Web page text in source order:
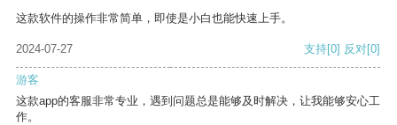
这款软件的操作非常简单，即使是小白也能快速上手。
2024-07-27 支持[0] 反对[0]
游客
这款app的客服非常专业，遇到问题总是能够及时解决，让我能够安心工
作。